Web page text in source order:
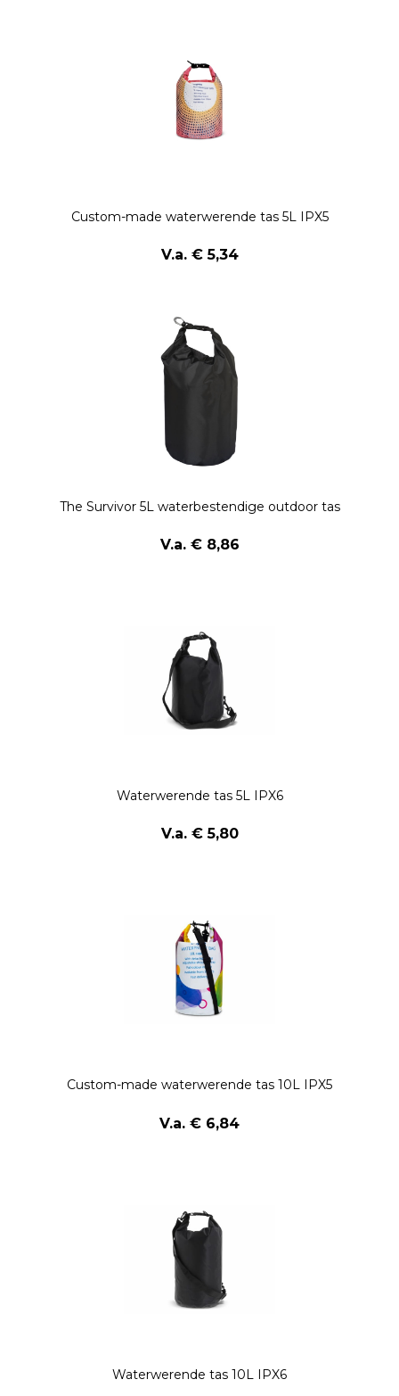
Custom-made waterwerende tas 5L IPX5
V.a. € 5,34
The Survivor 5L waterbestendige outdoor tas
V.a. € 8,86
Waterwerende tas 5L IPX6
V.a. € 5,80
Custom-made waterwerende tas 10L IPX5
V.a. € 6,84
Waterwerende tas 10L IPX6